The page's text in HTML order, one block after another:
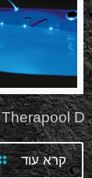
Therapool D
קרא עוד